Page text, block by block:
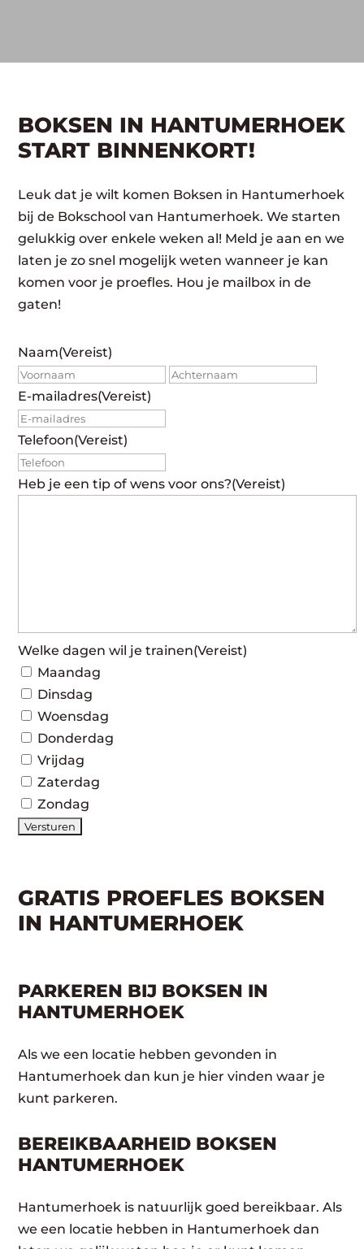
BOKSEN IN HANTUMERHOEK
START BINNENKORT!
Leuk dat je wilt komen Boksen in Hantumerhoek
bij de Bokschool van Hantumerhoek. We starten
gelukkig over enkele weken al! Meld je aan en we
laten je zo snel mogelijk weten wanneer je kan
komen voor je proefles. Hou je mailbox in de
gaten!
Naam(Vereist)
Voornaam
E-mailadres(Vereist)
Telefoon(Vereist)
Heb je een tip of wens voor ons?(Vereist)
Welke dagen wil je trainen(Vereist)
Maandag
Dinsdag
Woensdag
Donderdag
Vrijdag
Zaterdag
Zondag
GRATIS PROEFLES BOKSEN
IN HANTUMERHOEK
PARKEREN BIJ BOKSEN IN
HANTUMERHOEK
Als we een locatie hebben gevonden in
Hantumerhoek dan kun je hier vinden waar je
kunt parkeren.
BEREIKBAARHEID BOKSEN
HANTUMERHOEK
Hantumerhoek is natuurlijk goed bereikbaar. Als
we een locatie hebben in Hantumerhoek dan